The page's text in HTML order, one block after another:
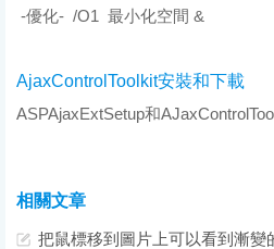
-優化- /O1 最小化空間 &
AjaxControlToolkit安裝和下載
ASPAjaxExtSetup和
相關文章
把鼠標移到圖片上可以看到漸變